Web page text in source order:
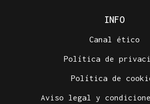
INFO
Canal ético
Política de
Política de
Aviso legal y